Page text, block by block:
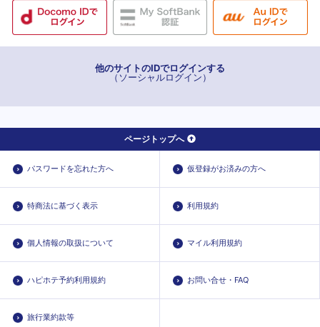
他のサイトのIDでログインする
（ソーシャルログイン）
ページトップへ
パスワードを忘れた方へ 仮登録がお済みの方へ
特商法に基づく表示 利用規約
個人情報の取扱について マイル利用規約
ハピホテ予約利用規約 お問い合せ・FAQ
旅行業約款等